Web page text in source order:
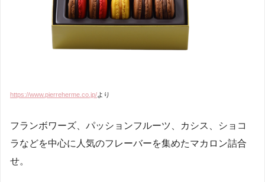
https://www.pierreherme.co.jp/より
フランボワーズ、パッションフルーツ、カシス、ショコ
ラなどを中心に人気のフレーバーを集めたマカロン詰合
せ。